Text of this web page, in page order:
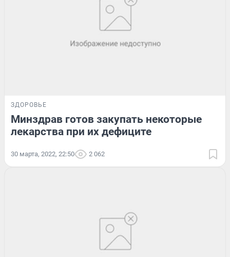
ЗДОРОВЬЕ
Минздрав готов закупать некоторые
лекарства при их дефиците
30 марта, 2022, 22:50 2 062